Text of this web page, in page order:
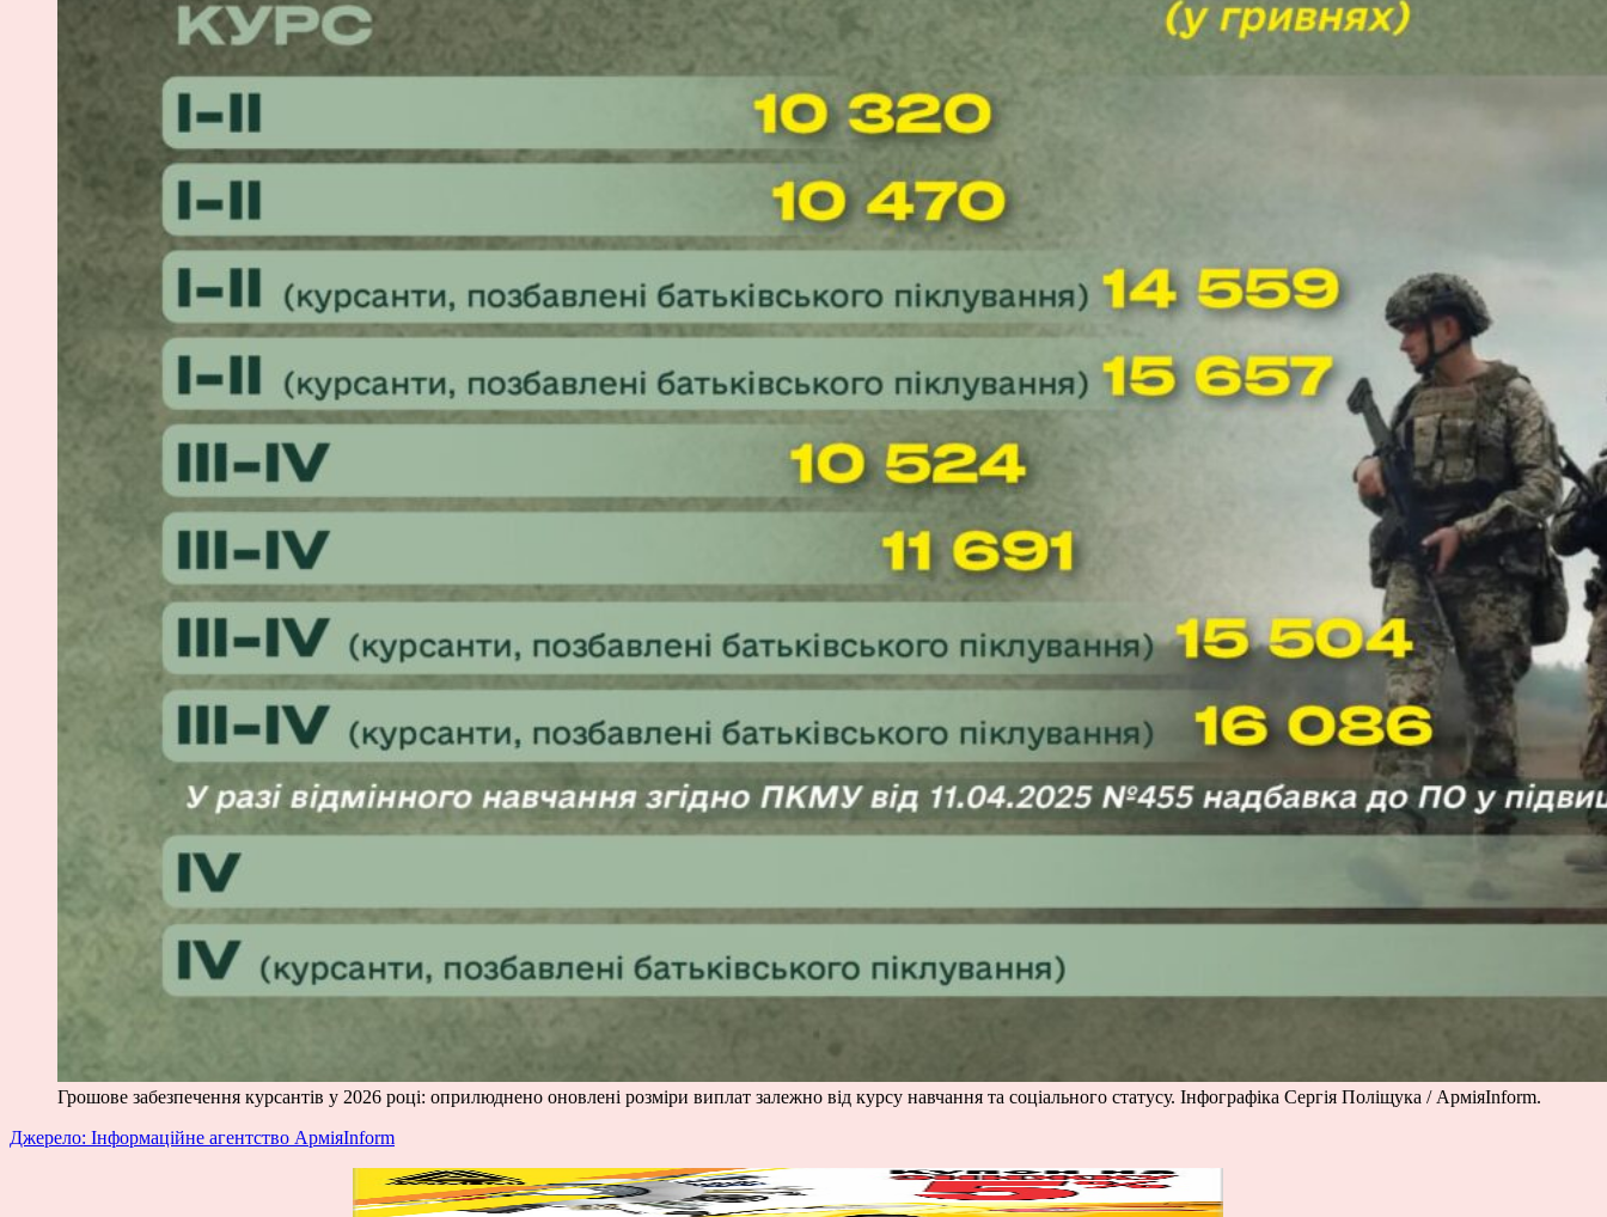
Грошове забезпечення курсантів у 2026 році: оприлюднено оновлені розміри виплат залежно від курсу навчання та соціального статусу. Інфографіка Сергія Поліщука / АрміяInform.
Джерело: Інформаційне агентство АрміяInform